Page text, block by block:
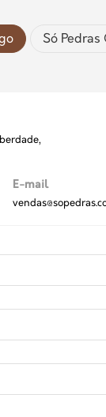
Só Pedras
E-mail